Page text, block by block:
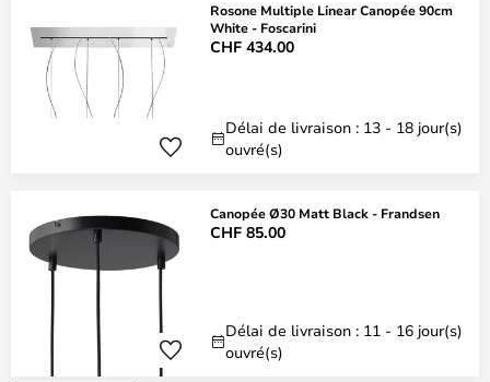
Rosone Multiple Linear Canopée 90cm
White - Foscarini
CHF 434.00
Délai de livraison : 13 - 18 jour(s)
ouvré(s)
Canopée Ø30 Matt Black - Frandsen
CHF 85.00
Délai de livraison : 11 - 16 jour(s)
ouvré(s)